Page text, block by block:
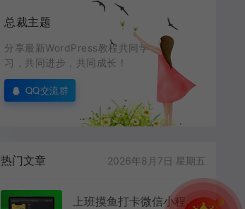
总裁主题
分享最新WordPress教程共同学
习，共同进步，共同成长！
QQ交流群
热门文章 2026年8月7日 星期五
上班摸鱼打卡微信小程序模板